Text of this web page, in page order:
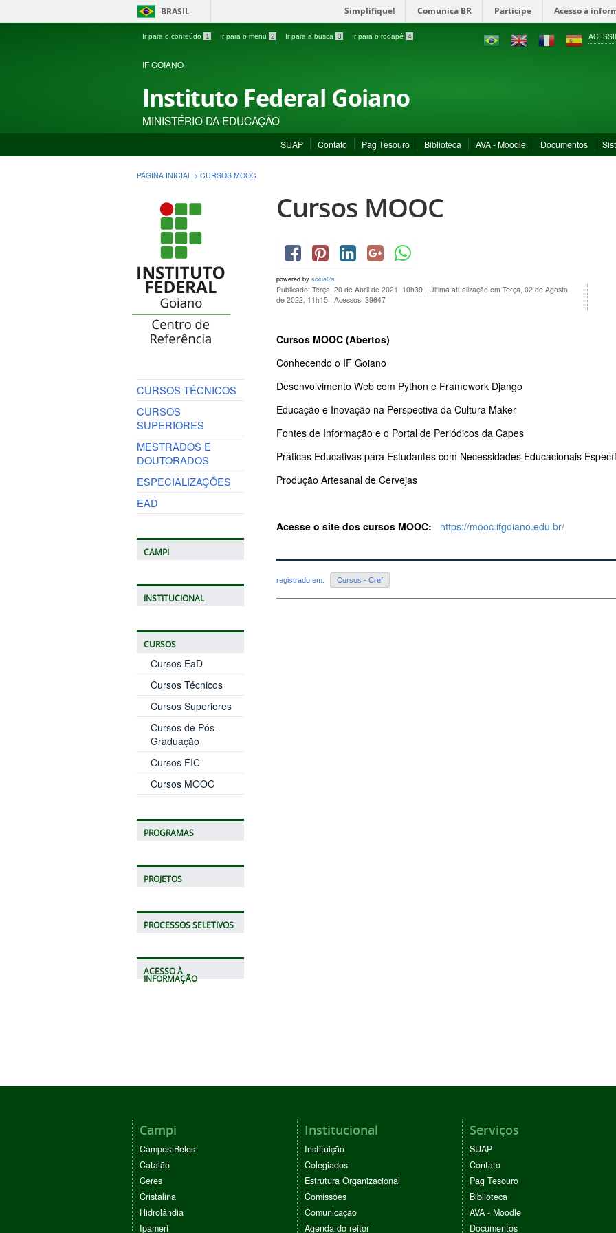
BRASIL Simplifique! Comunica BR Participe Acesso à
Ir para o conteúdo 1 Ir para o menu 2 Ir para a busca 3 Ir para o rodapé 4
IF GOIANO
Instituto Federal Goiano
MINISTÉRIO DA EDUCAÇÃO
SUAP Contato Pag Tesouro Biblioteca AVA - Moodle Documentos
PÁGINA INICIAL > CURSOS MOOC
CURSOS TÉCNICOS
CURSOS
SUPERIORES
MESTRADOS E
DOUTORADOS
ESPECIALIZAÇÕES
EAD
CAMPI
INSTITUCIONAL
CURSOS
Cursos EaD
Cursos Técnicos
Cursos Superiores
Cursos de Pós-
Graduação
Cursos FIC
Cursos MOOC
PROGRAMAS
PROJETOS
PROCESSOS SELETIVOS
ACESSO À
INFORMAÇÃO
Cursos MOOC
powered by social2s
Publicado: Terça, 20 de Abril de 2021, 10h39 | Última atualização em Terça, 02 de Agosto
de 2022, 11h15 | Acessos: 39647
Cursos MOOC (Abertos)
Conhecendo o IF Goiano
Desenvolvimento Web com Python e Framework Django
Educação e Inovação na Perspectiva da Cultura Maker
Fontes de Informação e o Portal de Periódicos da Capes
Práticas Educativas para Estudantes com Necessidades Educacionais
Produção Artesanal de Cervejas
Acesse o site dos cursos MOOC: https://mooc.ifgoiano.edu.br/
registrado em: Cursos - Cref
Campi
Campos Belos
Catalão
Ceres
Cristalina
Hidrolândia
Ipameri
Institucional
Instituição
Colegiados
Estrutura Organizacional
Comissões
Comunicação
Agenda do reitor
Serviços
SUAP
Contato
Pag Tesouro
Biblioteca
AVA - Moodle
Documentos